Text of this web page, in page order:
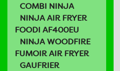
COMBI NINJA
NINJA AIR FRYER
FOODI AF400EU
NINJA WOODFIRE
FUMOIR AIR FRYER
GAUFRIER